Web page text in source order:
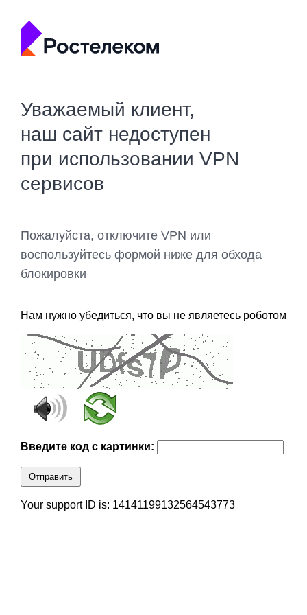
Уважаемый клиент,
наш сайт недоступен
при использовании VPN
сервисов
Пожалуйста, отключите VPN или
воспользуйтесь формой ниже для обхода
блокировки
Нам нужно убедиться, что вы не являетесь роботом
Введите код с картинки:
Отправить
Your support ID is: 14141199132564543773